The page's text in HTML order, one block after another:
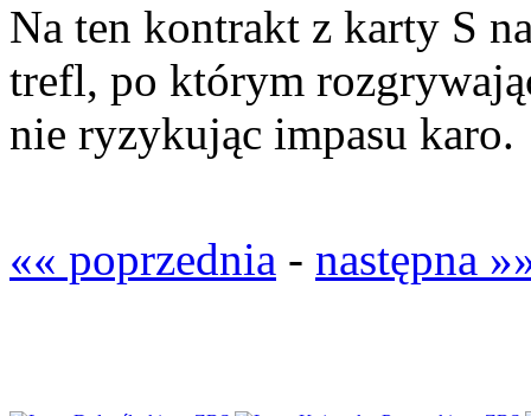
Na ten kontrakt z karty S
trefl, po którym
nie ryzykując impasu karo.
«« poprzednia - następna